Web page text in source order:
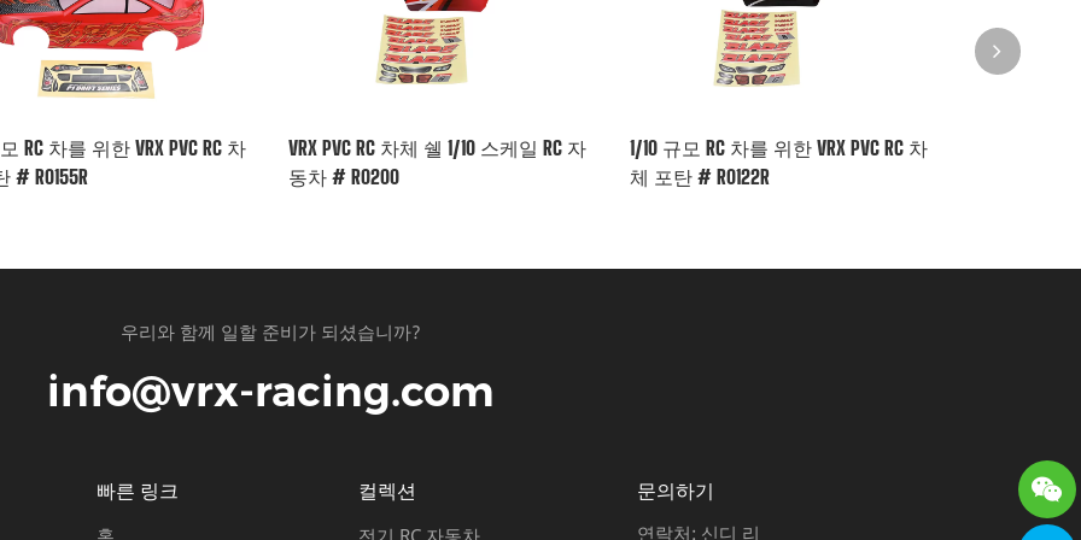
RC 차를 위한 VRX PVC RC 차
# R0155R
VRX PVC RC 차체 쉘 1/10 스케일 RC 자
동차 # R0200
1/10 규모 RC 차를 위한 VRX PVC RC 차
체 포탄 # R0122R
우리와 함께 일할 준비가 되셨습니까?
info@vrx-racing.com
빠른 링크
홈
컬렉션
전기 RC 자동차
문의하기
연락처: 신디 리